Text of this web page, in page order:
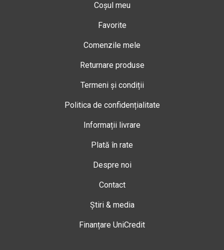
Coșul meu
Favorite
Comenzile mele
Returnare produse
Termeni și condiții
Politica de confidențialitate
Informații livrare
Plată în rate
Despre noi
Contact
Știri & media
Finanțare UniCredit